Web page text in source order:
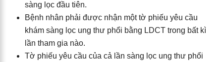
sàng lọc đầu tiên.
Bệnh nhân phải được nhận một tờ phiếu yêu cầu
khám sàng lọc ung thư phổi bằng LDCT trong bất kì
lần tham gia nào.
Tờ phiếu yêu cầu của cả lần sàng lọc ung thư phổi